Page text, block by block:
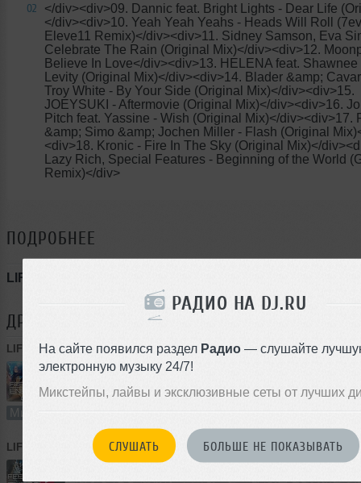
РАДИО НА DJ.RU
На сайте появился раздел Радио — слушайте
электронную музыку 24/7!
Микстейпы, лайвы и эксклюзивные сеты от лучших
СЛУШАТЬ БОЛЬШЕ НЕ ПОКАЗЫВАТЬ
02
</div><div>09. Dannic feat. Bright Lights - Dear Life
</div><div>10. Yeah Yeah Yeahs - Heads Will Roll
Eleve11 Remix)</div><div>11. Sidney Samson, Eva
Celebrate The Rain (Original Mix)</div><div>12.
Believe In Love</div><div>13. HELENA feat. Shawnee
Levity (Original Mix)</div><div>14. Blader &amp;
Troy White - By Your Side (Original Mix)</div><div>15.
JOEYSUKI - Aftermovie (Original Mix)</div><div>16.
Pitch feat. Yassine - Wish (Original Mix)</div><div>17.
&amp; Simo &amp; Jochen Miller - Flash (Original
<div>18. Kronic - Fire In The Sky (Original Mix)</
Lazy Rich, Special Features - Beginning of the World
Remix)</div>
ПОДРОБНЕЕ
LIFETONE - FEEL OUR ENERGY 002
ДРУГИЕ ТРЕКИ LIFETONE
LIFETONE ➝LIFETONE - FEEL OUR ENERGY 003
62:20 76 раз 7 143 MB, 320
Микс
LIFETONE LIFETONE - FEEL OUR ENERGY 001